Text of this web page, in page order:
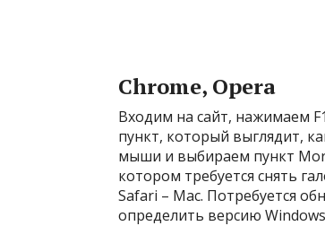
Chrome, Opera
Входим на сайт, нажимаем
пункт, который выглядит,
мыши и выбираем пункт
котором требуется снять
Safari – Mac. Потребуется
определить версию Windows